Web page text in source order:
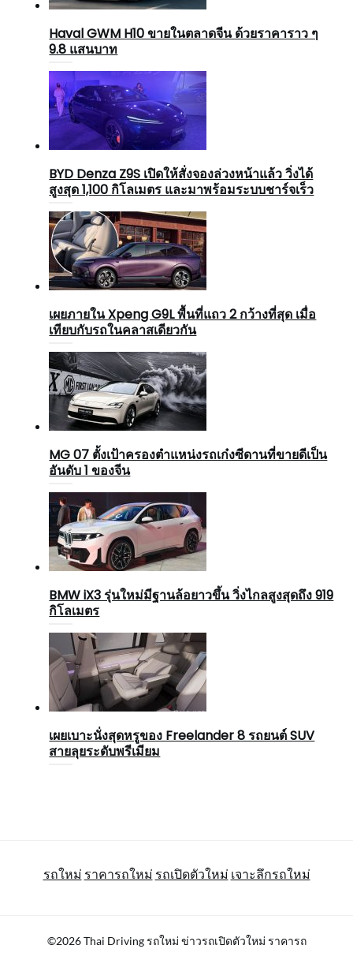
Haval GWM H10 ขายในตลาดจีน ด้วยราคาราว ๆ
9.8 แสนบาท
BYD Denza Z9S เปิดให้สั่งจองล่วงหน้าแล้ว วิ่งได้
สูงสุด 1,100 กิโลเมตร และมาพร้อมระบบชาร์จเร็ว
เผยภายใน Xpeng G9L พื้นที่แถว 2 กว้างที่สุด เมื่อ
เทียบกับรถในคลาสเดียวกัน
MG 07 ตั้งเป้าครองตำแหน่งรถเก๋งซีดานที่ขายดีเป็น
อันดับ 1 ของจีน
BMW iX3 รุ่นใหม่มีฐานล้อยาวขึ้น วิ่งไกลสูงสุดถึง 919
กิโลเมตร
เผยเบาะนั่งสุดหรูของ Freelander 8 รถยนต์ SUV
สายลุยระดับพรีเมียม
รถใหม่ ราคารถใหม่ รถเปิดตัวใหม่ เจาะลึกรถใหม่
©2026 Thai Driving รถใหม่ ข่าวรถเปิดตัวใหม่ ราคารถ